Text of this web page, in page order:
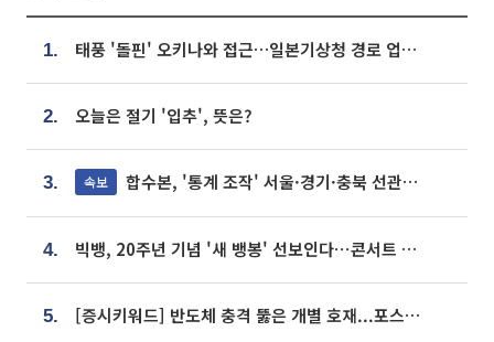
1. 태풍 '돌핀' 오키나와 접근…일본기상청 경로 업데이트
2. 오늘은 절기 '입추', 뜻은?
3. 속보 합수본, '통계 조작' 서울·경기·충북 선관위 등 추가 압수수색
4. 빅뱅, 20주년 기념 '새 뱅봉' 선보인다⋯콘서트 앞두고 팝업 개최
5. [증시키워드] 반도체 충격 뚫은 개별 호재...포스코퓨처엠·에코프로·한화솔루션 '눈길'